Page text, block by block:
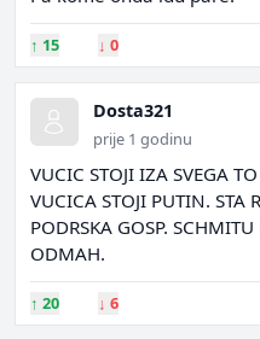
↑ 15 ↓ 0
Dosta321
prije 1 godinu
VUCIC STOJI IZA SVEGA
VUCICA STOJI PUTIN. STA
PODRSKA GOSP.
ODMAH.
↑ 20 ↓ 6